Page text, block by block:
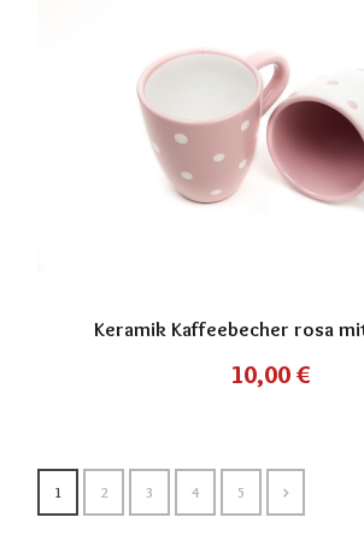
Keramik Kaffeebecher rosa
10,00 €
1 2 3 4 5